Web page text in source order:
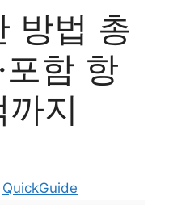
방법 총
포함 항
까지
QuickGuide